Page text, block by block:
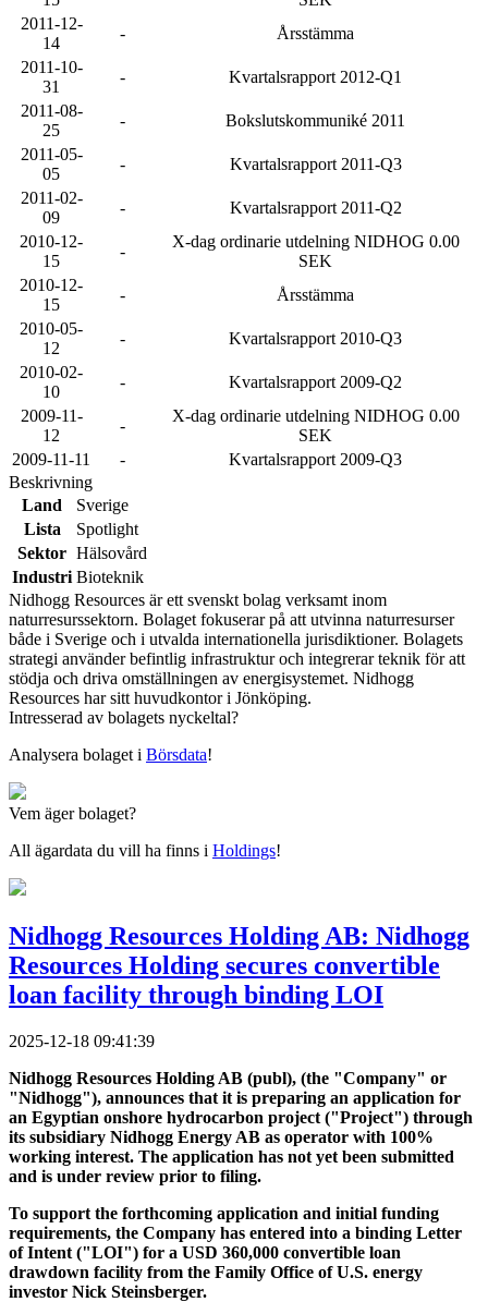
2011-12-
14
-
Årsstämma
2011-10-
31
-
Kvartalsrapport 2012-Q1
2011-08-
25
-
Bokslutskommuniké 2011
2011-05-
05
-
Kvartalsrapport 2011-Q3
2011-02-
09
-
Kvartalsrapport 2011-Q2
2010-12-
15
-
X-dag ordinarie utdelning NIDHOG 0.00
SEK
2010-12-
15
-
Årsstämma
2010-05-
12
-
Kvartalsrapport 2010-Q3
2010-02-
10
-
Kvartalsrapport 2009-Q2
2009-11-
12
-
X-dag ordinarie utdelning NIDHOG 0.00
SEK
2009-11-11
-
Kvartalsrapport 2009-Q3
Beskrivning
Land
Sverige
Lista
Spotlight
Sektor Hälsovård
Industri Bioteknik
Nidhogg Resources är ett svenskt bolag verksamt inom
naturresurssektorn. Bolaget fokuserar på att utvinna naturresurser
både i Sverige och i utvalda internationella jurisdiktioner. Bolagets
strategi använder befintlig infrastruktur och integrerar teknik för att
stödja och driva omställningen av energisystemet. Nidhogg
Resources har sitt huvudkontor i Jönköping.
Intresserad av bolagets nyckeltal?
Analysera bolaget i Börsdata!
Vem äger bolaget?
All ägardata du vill ha finns i Holdings!
Nidhogg Resources Holding AB: Nidhogg
Resources Holding secures convertible
loan facility through binding LOI
2025-12-18 09:41:39
Nidhogg Resources Holding AB (publ), (the "Company" or
"Nidhogg"), announces that it is preparing an application for
an Egyptian onshore hydrocarbon project ("Project") through
its subsidiary Nidhogg Energy AB as operator with 100%
working interest. The application has not yet been submitted
and is under review prior to filing.
To support the forthcoming application and initial funding
requirements, the Company has entered into a binding Letter
of Intent ("LOI") for a USD 360,000 convertible loan
drawdown facility from the Family Office of U.S. energy
investor Nick Steinsberger.